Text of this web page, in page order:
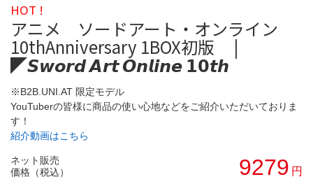
HOT !
アニメ ソードアート・オンライン
10thAnniversary 1BOX初版 ⠀ |
◤𝙎𝙬𝙤𝙧𝙙 𝘼𝙧𝙩 𝙊𝙣𝙡𝙞𝙣𝙚 𝟭𝟬𝙩𝙝
※B2B.UNI.AT 限定モデル
YouTuberの皆様に商品の使い心地などをご紹介いただいておりま
す！
紹介動画はこちら
ネット販売
価格（税込）
9279 円